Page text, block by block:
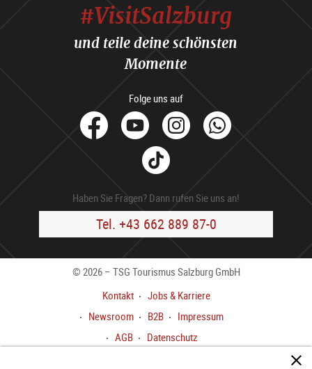
#VisitSalzburg
und teile deine schönsten
Momente
Folge uns auf
facebook
YoutubeInstagram
Tik
Tok
Haben Sie Fragen? Dann rufen Sie uns an!
Tel. +43 662 889 87-0
© 2026 – TSG Tourismus Salzburg GmbH
Kontakt
Jobs & Karriere
Newsroom
B2B
Impressum
AGB
Datenschutz